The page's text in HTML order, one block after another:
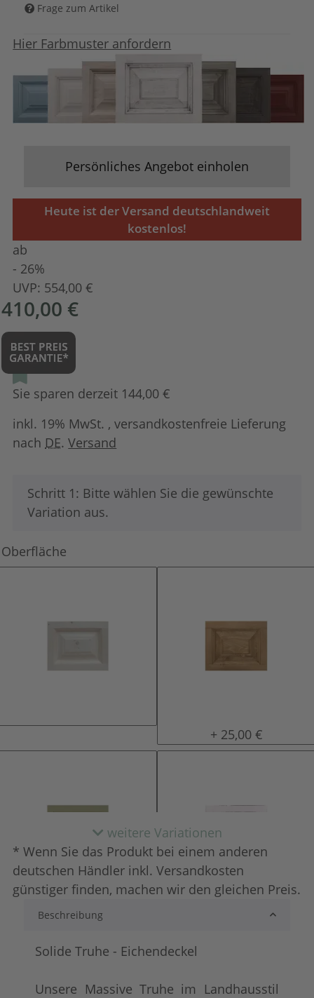
Frage zum Artikel
Hier Farbmuster anfordern
Persönliches Angebot einholen
Heute ist der Versand deutschlandweit
kostenlos!
ab
- 26%
UVP: 554,00 €
410,00 €
Sie sparen derzeit 144,00 €
inkl. 19% MwSt. , versandkostenfreie Lieferung
nach DE.Versand
x
Schritt 1: Bitte wählen Sie die gewünschte
Variation aus.
Oberfläche
gewachst
+ 25,00 €
lackiert
+ 66,00 € shabby chic /
weitere Variationen
* Wenn Sie das Produkt bei einem anderen
deutschen Händler inkl. Versandkosten
günstiger finden, machen wir den gleichen Preis.
Beschreibung
Solide Truhe - Eichendeckel
Unsere Massive Truhe im Landhausstil